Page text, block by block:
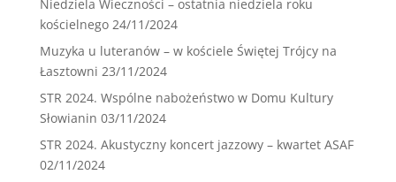
Niedziela Wieczności – ostatnia niedziela roku
kościelnego 24/11/2024
Muzyka u luteranów – w kościele Świętej Trójcy na
Łasztowni 23/11/2024
STR 2024. Wspólne nabożeństwo w Domu Kultury
Słowianin 03/11/2024
STR 2024. Akustyczny koncert jazzowy – kwartet ASAF
02/11/2024